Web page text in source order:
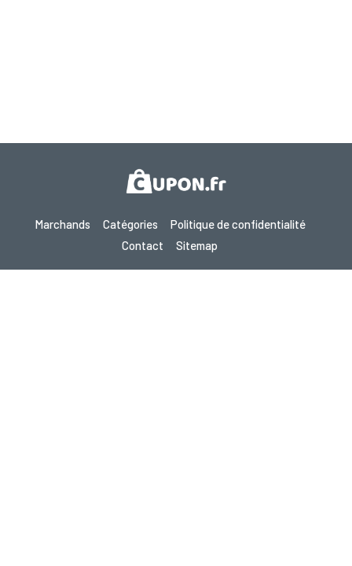
Marchands Catégories
Politique de confidentialité
Contact
Sitemap